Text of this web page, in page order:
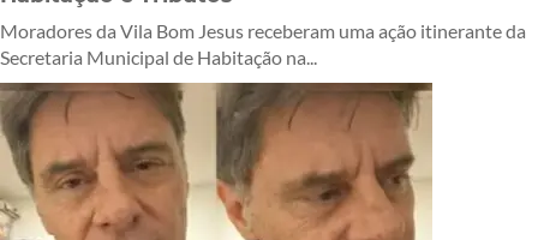
Moradores da Vila Bom Jesus receberam uma ação itinerante da
Secretaria Municipal de Habitação na...